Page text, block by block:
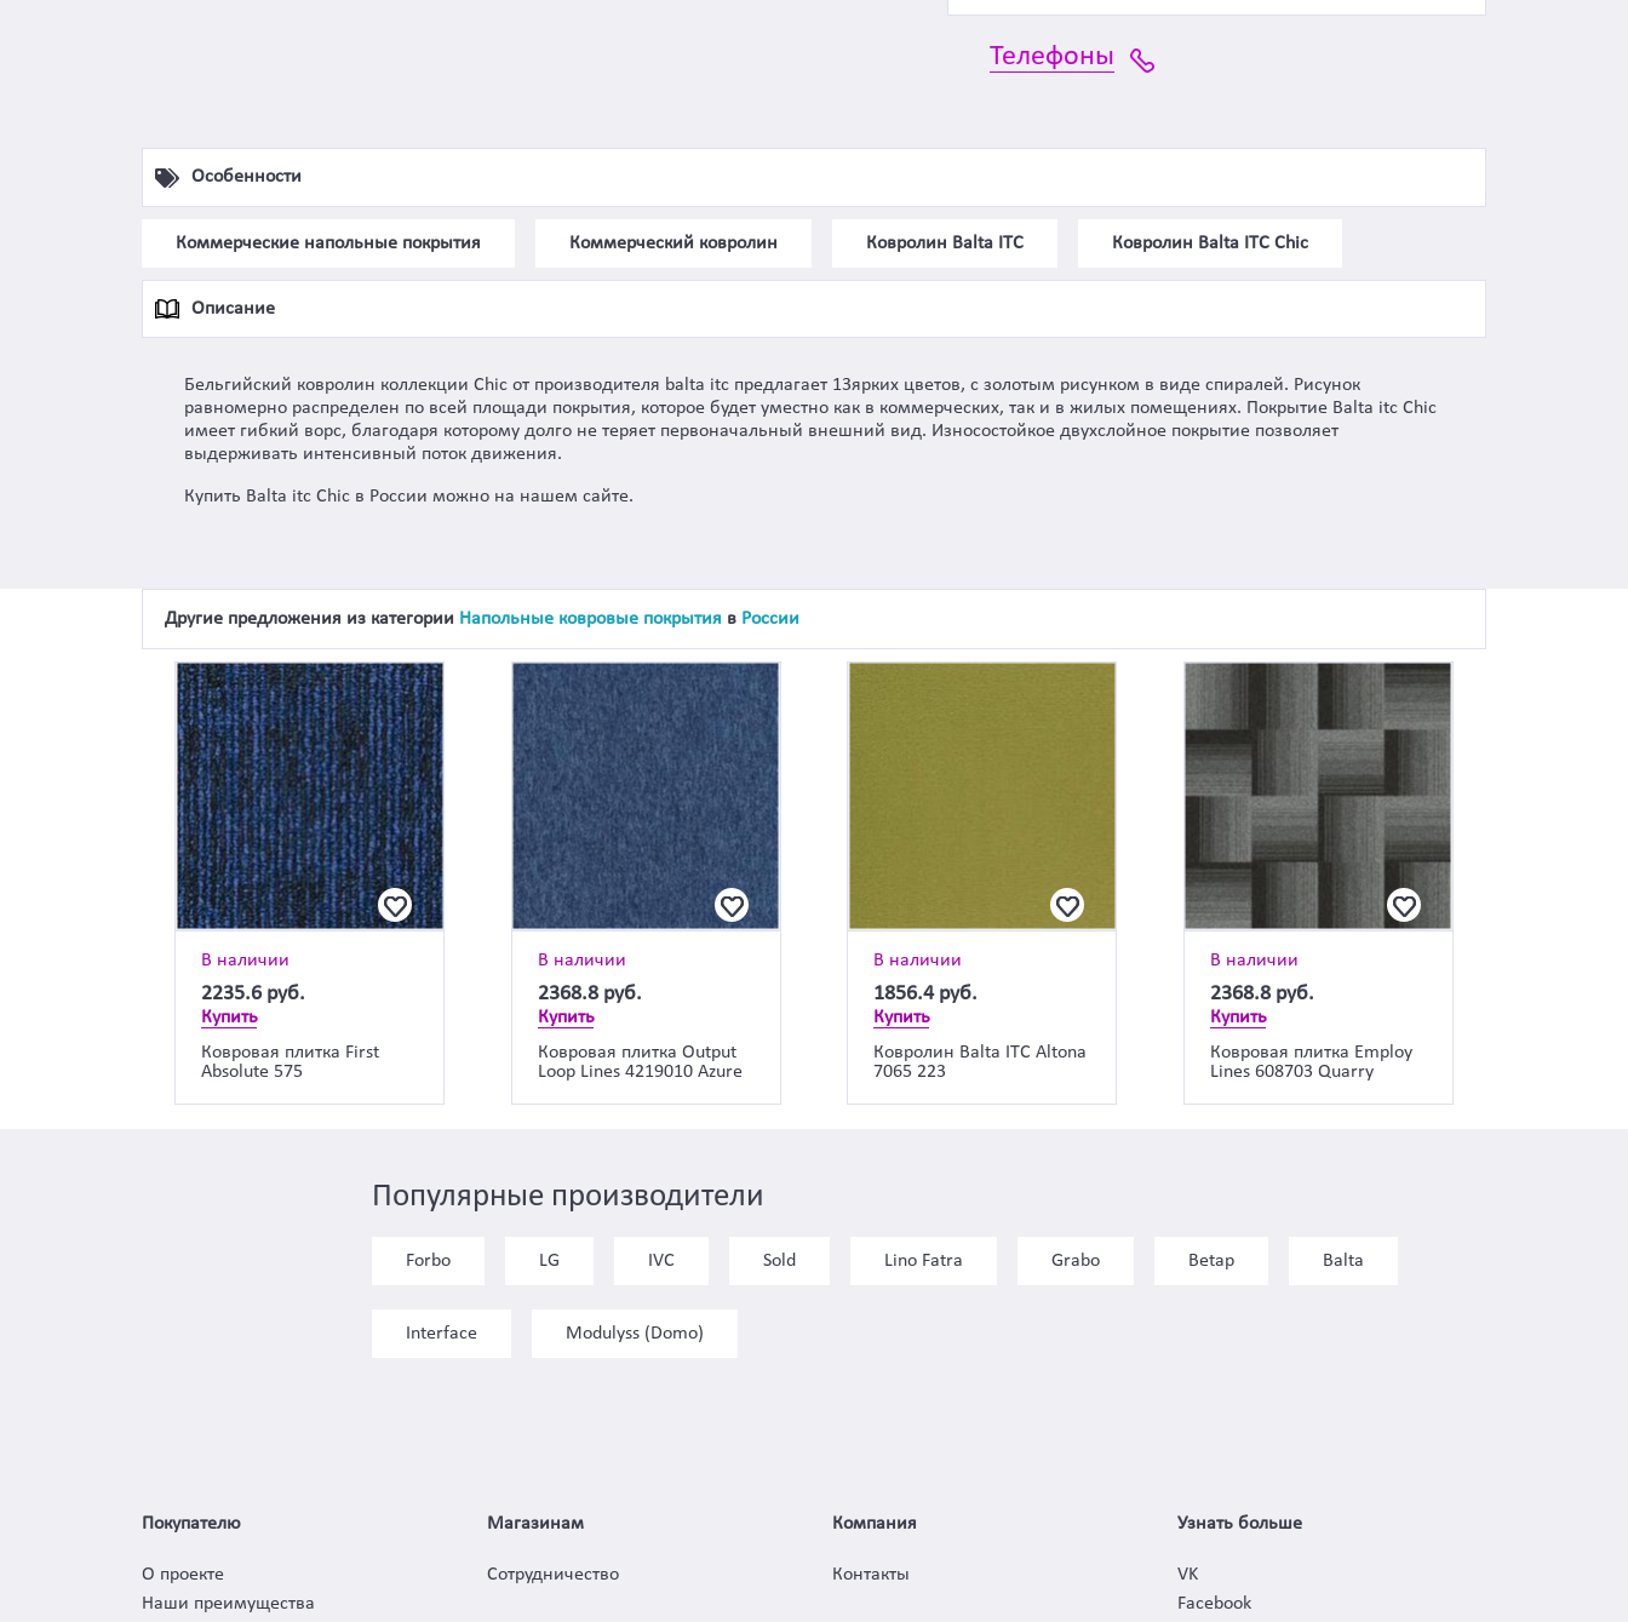
Телефоны
Особенности
Коммерческие напольные покрытия Коммерческий ковролин Ковролин Balta ITC Ковролин Balta ITC Сhic
Описание
Бельгийский ковролин коллекции Chic от производителя balta itc предлагает 13ярких цветов, с золотым рисунком в виде спиралей. Рисунок
равномерно распределен по всей площади покрытия, которое будет уместно как в коммерческих, так и в жилых помещениях. Покрытие Balta itc Chic
имеет гибкий ворс, благодаря которому долго не теряет первоначальный внешний вид. Износостойкое двухслойное покрытие позволяет
выдерживать интенсивный поток движения.
Купить Balta itc Chic в России можно на нашем сайте.
Другие предложения из категории Напольные ковровые покрытия в России
В наличии
2235.6 руб.
Купить
Ковровая плитка First
Absolute 575
В наличии
2368.8 руб.
Купить
Ковровая плитка Output
Loop Lines 4219010 Azure
В наличии
1856.4 руб.
Купить
Ковролин Balta ITC Altona
7065 223
В наличии
2368.8 руб.
Купить
Ковровая плитка Employ
Lines 608703 Quarry
Популярные производители
Forbo LG IVC Sold Lino Fatra Grabo Betap Balta
Interface Modulyss (Domo)
Покупателю
О проекте
Наши преимущества
Магазинам
Сотрудничество
Компания
Контакты
Узнать больше
VK
Facebook